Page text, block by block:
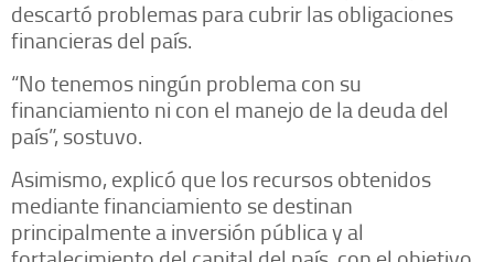
descartó problemas para cubrir las obligaciones
financieras del país.
“No tenemos ningún problema con su
financiamiento ni con el manejo de la deuda del
país”, sostuvo.
Asimismo, explicó que los recursos obtenidos
mediante financiamiento se destinan
principalmente a inversión pública y al